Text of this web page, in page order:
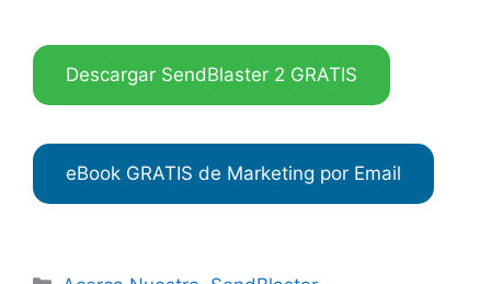
Descargar SendBlaster 2 GRATIS
eBook GRATIS de Marketing por Email